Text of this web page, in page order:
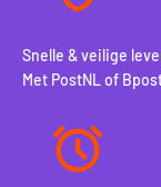
Snelle & veilige
Met PostNL of